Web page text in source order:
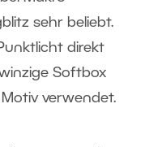
sehr beliebt.
direkt
Softbox
verwendet.